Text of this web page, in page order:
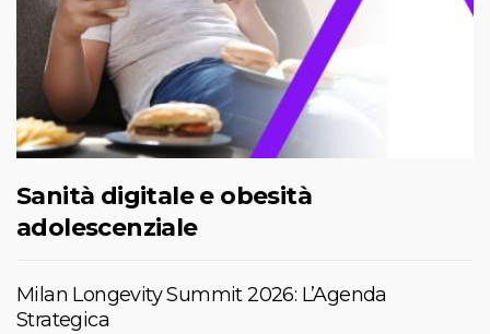
Sanità digitale e obesità
adolescenziale
Milan Longevity Summit 2026: L’Agenda
Strategica